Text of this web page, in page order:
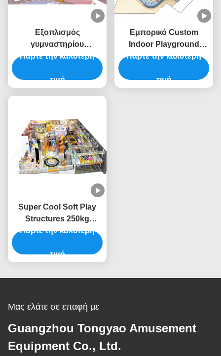
Εξοπλισμός
γυμναστηρίου
εσωτερικού παιχνιδιού
Soft Play Εξοπλισμός
Πάρτε την καλύτερη
τιμή
Εμπορικό Custom
Indoor Playground
Ζωηρά χρώματα
θεματικό πάρκο
Πάρτε την καλύτερη
τιμή
Super Cool Soft Play
Structures 250kg
χωρητικότητα Παιδικό
Μεγάλη επέκταση
Πάρτε την καλύτερη
τιμή
Μας ελάτε σε επαφή με
Guangzhou Tongyao Amusement
Equipment Co., Ltd.